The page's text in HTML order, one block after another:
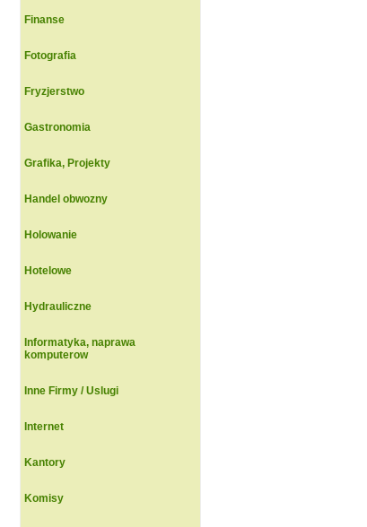
Finanse
Fotografia
Fryzjerstwo
Gastronomia
Grafika, Projekty
Handel obwozny
Holowanie
Hotelowe
Hydrauliczne
Informatyka, naprawa
komputerow
Inne Firmy / Uslugi
Internet
Kantory
Komisy